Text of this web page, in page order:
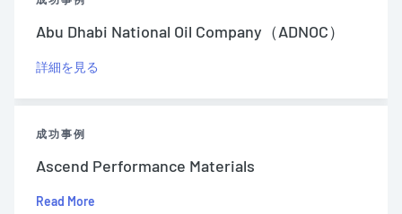
Abu Dhabi National Oil Company（ADNOC）
詳細を見る
成功事例
Ascend Performance Materials
Read More